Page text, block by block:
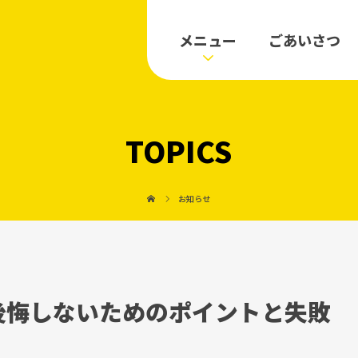
メニュー ごあいさつ
TOPICS
お知らせ
しないためのポイントと失敗